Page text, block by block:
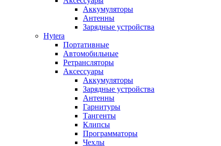
Аккумуляторы
Антенны
Зарядные устройства
Hytera
Портативные
Автомобильные
Ретрансляторы
Аксессуары
Аккумуляторы
Зарядные устройства
Антенны
Гарнитуры
Тангенты
Клипсы
Программаторы
Чехлы